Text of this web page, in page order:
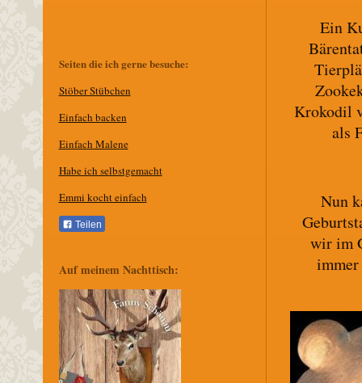
Ein
Krokodil
als
Nun
wir im
Seiten die ich gerne besuche:
Stöber Stübchen
Einfach backen
Einfach Malene
Habe ich selbstgemacht
Emmi kocht einfach
Teilen
Auf meinem Nachttisch: